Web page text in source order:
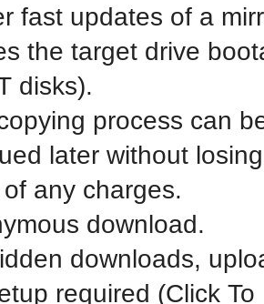
fast updates of a
the target drive
disks).
process can
later without
any charges.
download.
downloads,
required (Click To